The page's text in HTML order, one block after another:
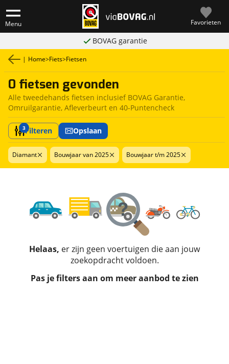
Menu Favorieten
BOVAG garantie
| Home>Fiets>Fietsen
0 fietsen gevonden
Alle tweedehands fietsen inclusief BOVAG Garantie,
Omruilgarantie, Afleverbeurt en 40-Puntencheck
3Filteren Opslaan
Diamant Bouwjaar van 2025 Bouwjaar t/m 2025
Helaas, er zijn geen voertuigen die aan jouw
zoekopdracht voldoen.
Pas je filters aan om meer aanbod te zien